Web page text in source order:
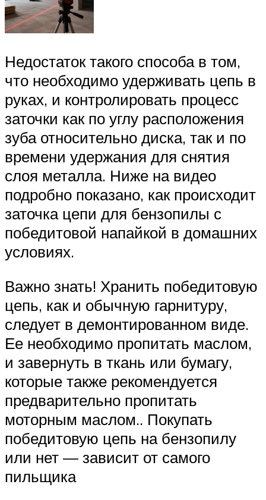
Недостаток такого способа в том,
что необходимо удерживать цепь в
руках, и контролировать процесс
заточки как по углу расположения
зуба относительно диска, так и по
времени удержания для снятия
слоя металла. Ниже на видео
подробно показано, как происходит
заточка цепи для бензопилы с
победитовой напайкой в домашних
условиях.
Важно знать! Хранить победитовую
цепь, как и обычную гарнитуру,
следует в демонтированном виде.
Ее необходимо пропитать маслом,
и завернуть в ткань или бумагу,
которые также рекомендуется
предварительно пропитать
моторным маслом.. Покупать
победитовую цепь на бензопилу
или нет — зависит от самого
пильщика